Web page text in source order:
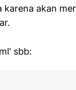
karena akan
sbb: